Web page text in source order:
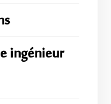
ingénieur